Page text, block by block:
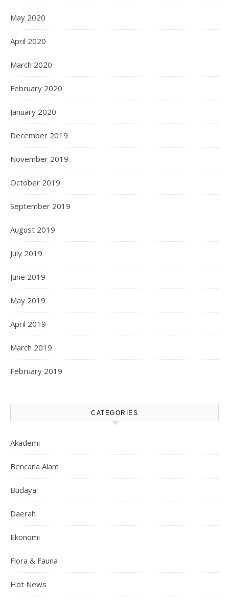
May 2020
April 2020
March 2020
February 2020
January 2020
December 2019
November 2019
October 2019
September 2019
August 2019
July 2019
June 2019
May 2019
April 2019
March 2019
February 2019
CATEGORIES
Akademi
Bencana Alam
Budaya
Daerah
Ekonomi
Flora & Fauna
Hot News